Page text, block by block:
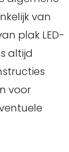
van
plak LED-
altijd
voor